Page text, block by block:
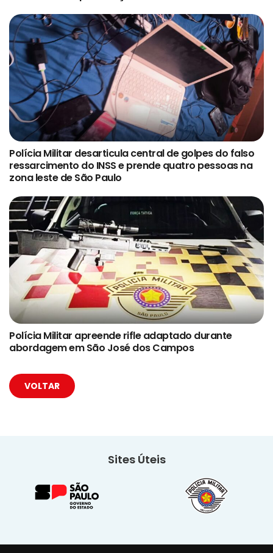
Polícia Militar desarticula central de golpes do falso
ressarcimento do INSS e prende quatro pessoas na
zona leste de São Paulo
Polícia Militar apreende rifle adaptado durante
abordagem em São José dos Campos
VOLTAR
Sites Úteis